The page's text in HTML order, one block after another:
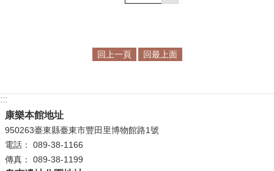
皮
書
政
回上一頁 回最上面
:::
康樂本館地址
950263臺東縣臺東市豐田里博物館路1號
電話： 089-38-1166
傳真： 089-38-1199